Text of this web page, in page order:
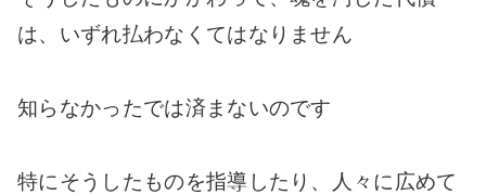
は、いずれ払わなくてはなりません
知らなかったでは済まないのです
特にそうしたものを指導したり、人々に広めて